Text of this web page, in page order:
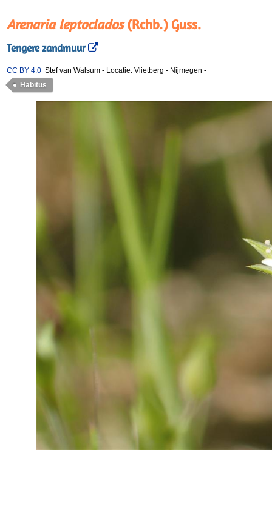
Arenaria leptoclados(Rchb.) Guss.
Tengere zandmuur
CC BY 4.0 Stef van Walsum - Locatie: Vlietberg - Nijmegen -
Habitus